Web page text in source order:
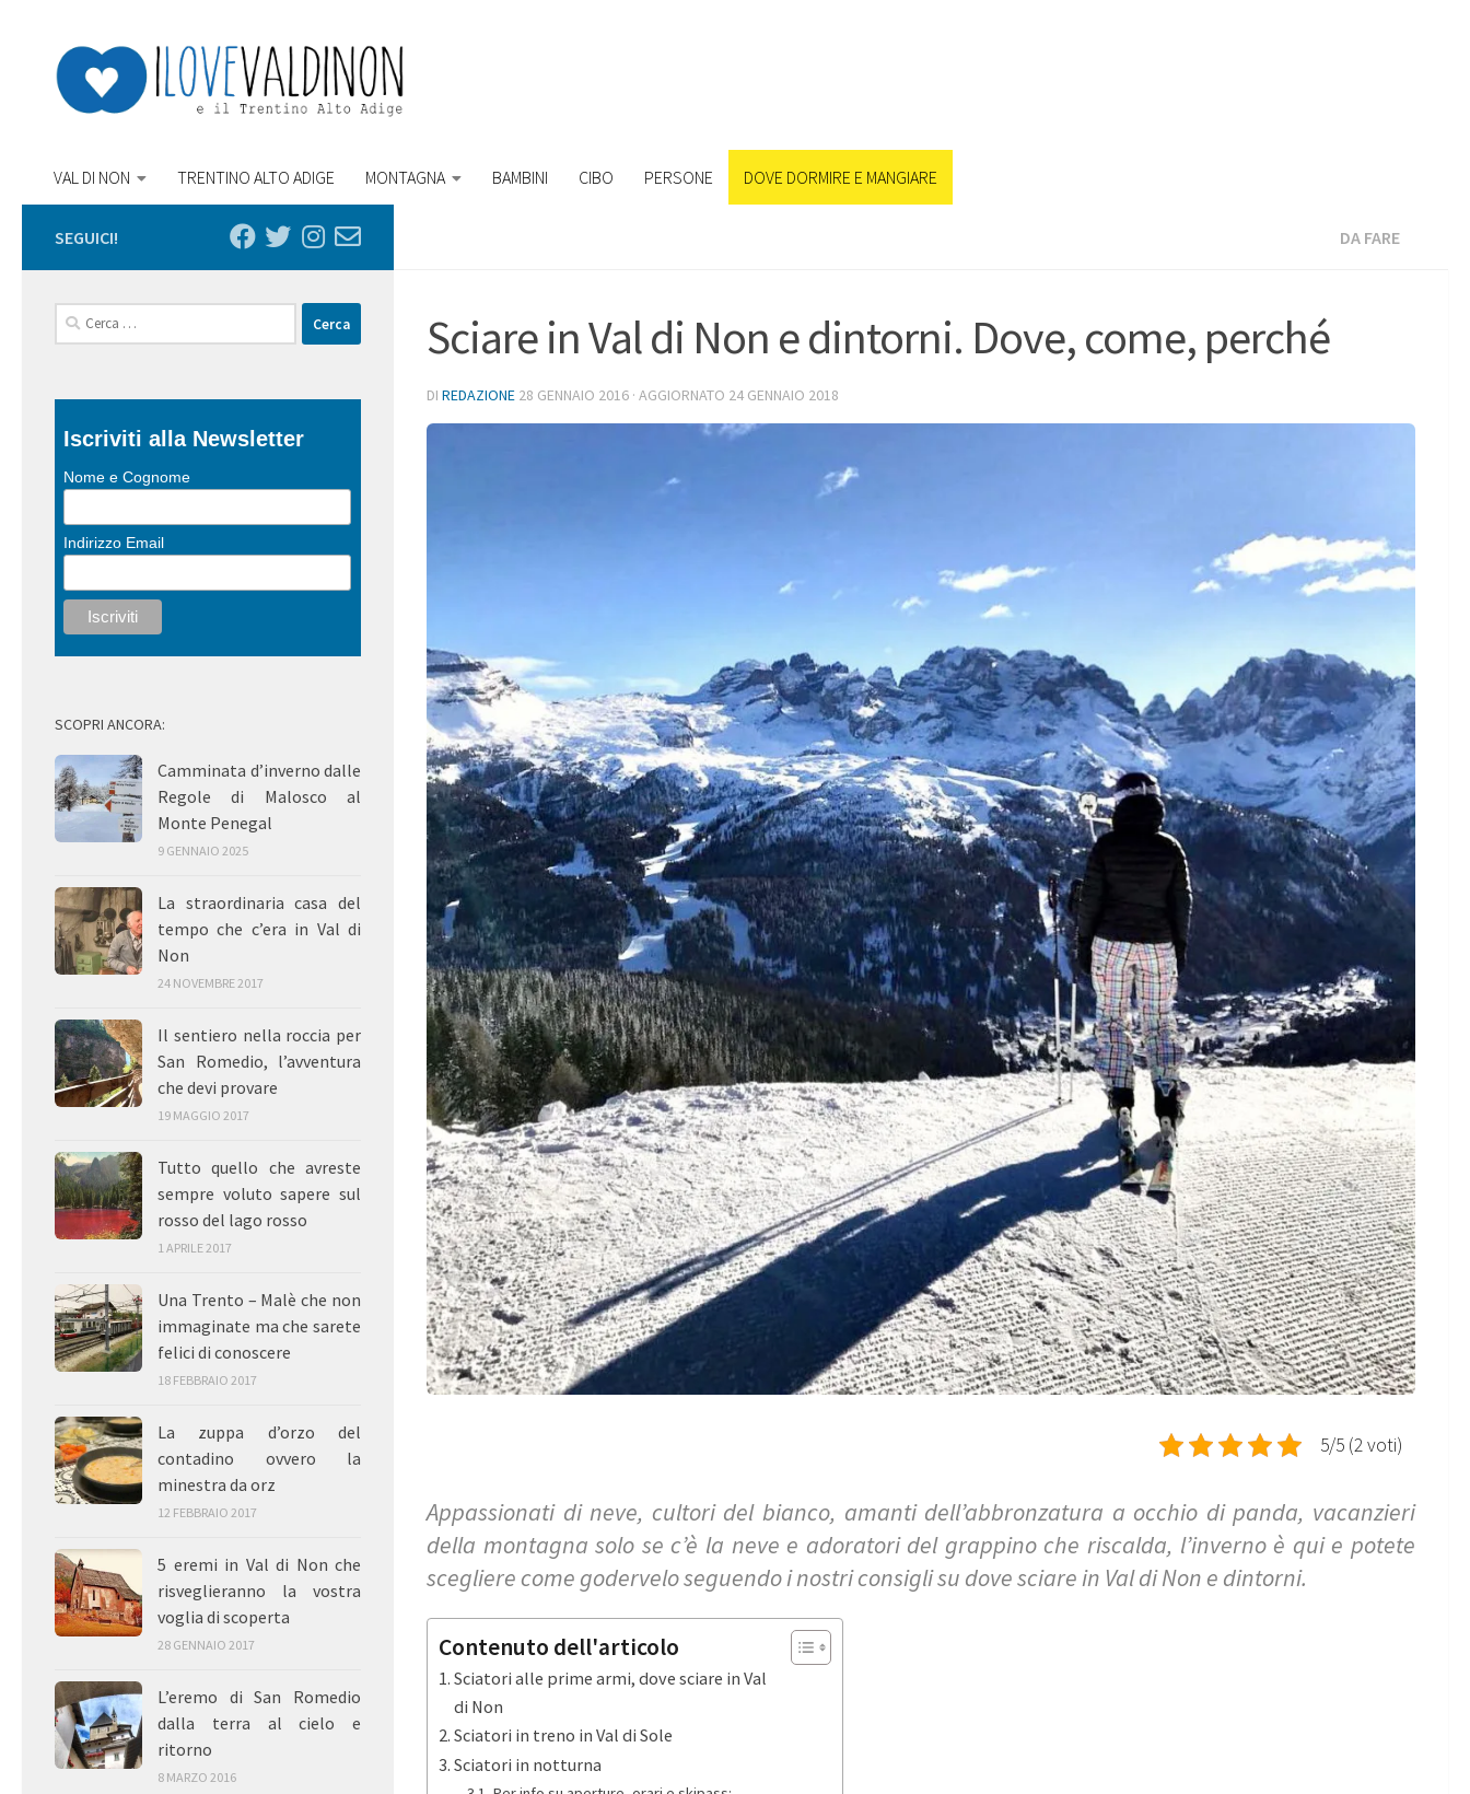
VAL DI NON TRENTINO ALTO ADIGE MONTAGNA BAMBINI CIBO PERSONE DOVE DORMIRE E MANGIARE
DA FARE
Sciare in Val di Non e dintorni. Dove, come, perché
DI REDAZIONE 28 GENNAIO 2016 · AGGIORNATO 24 GENNAIO 2018
5/5 (2 voti)
Appassionati di neve, cultori del bianco, amanti dell’abbronzatura a occhio di panda, vacanzieri
della montagna solo se c’è la neve e adoratori del grappino che riscalda, l’inverno è qui e potete
scegliere come godervelo seguendo i nostri consigli su dove sciare in Val di Non e dintorni.
Contenuto dell'articolo
Sciatori alle prime armi, dove sciare in Val
di Non
Sciatori in treno in Val di Sole
Sciatori in notturna
SEGUICI!
Ricerca
per:
Iscriviti alla Newsletter
Nome e Cognome
Indirizzo Email
SCOPRI ANCORA:
Camminata d’inverno dalle
Regole di Malosco al
Monte Penegal
9 GENNAIO 2025
La straordinaria casa del
tempo che c’era in Val di
Non
24 NOVEMBRE 2017
Il sentiero nella roccia per
San Romedio, l’avventura
che devi provare
19 MAGGIO 2017
Tutto quello che avreste
sempre voluto sapere sul
rosso del lago rosso
1 APRILE 2017
Una Trento – Malè che non
immaginate ma che sarete
felici di conoscere
18 FEBBRAIO 2017
La zuppa d’orzo del
contadino ovvero la
minestra da orz
12 FEBBRAIO 2017
5 eremi in Val di Non che
risveglieranno la vostra
voglia di scoperta
28 GENNAIO 2017
L’eremo di San Romedio
dalla terra al cielo e
ritorno
8 MARZO 2016